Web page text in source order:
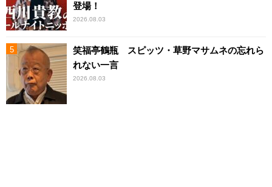
登場！
2026.08.03
笑福亭鶴瓶 スピッツ・草野マサムネの忘れら
れない一言
2026.08.03